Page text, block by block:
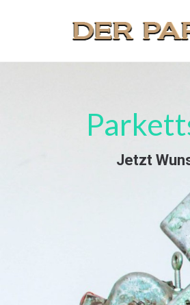
Jetzt